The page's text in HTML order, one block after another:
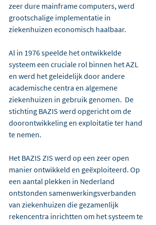
zeer dure mainframe computers, werd
grootschalige implementatie in
ziekenhuizen economisch haalbaar.
Al in 1976 speelde het ontwikkelde
systeem een cruciale rol binnen het AZL
en werd het geleidelijk door andere
academische centra en algemene
ziekenhuizen in gebruik genomen.  De
stichting BAZIS werd opgericht om de
doorontwikkeling en exploitatie ter hand
te nemen.
Het BAZIS ZIS werd op een zeer open
manier ontwikkeld en geëxploiteerd. Op
een aantal plekken in Nederland
ontstonden samenwerkingsverbanden
van ziekenhuizen die gezamenlijk
rekencentra inrichtten om het systeem te